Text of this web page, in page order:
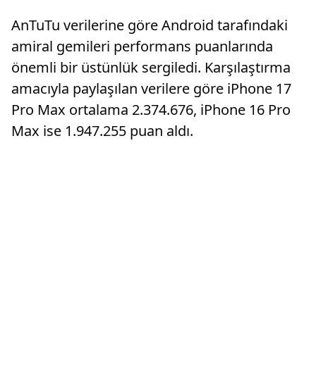
AnTuTu verilerine göre Android tarafındaki
amiral gemileri performans puanlarında
önemli bir üstünlük sergiledi. Karşılaştırma
amacıyla paylaşılan verilere göre iPhone 17
Pro Max ortalama 2.374.676, iPhone 16 Pro
Max ise 1.947.255 puan aldı.